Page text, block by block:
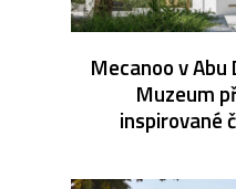
Mecanoo v Abu
Muzeum
inspirované